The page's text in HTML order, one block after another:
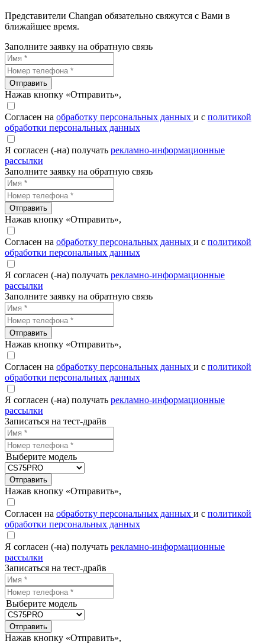
Представители Changan обязательно свяжутся с Вами в
ближайшее время.
Заполните заявку на обратную связь
Отправить
Нажав кнопку «Отправить»,
Согласен на обработку персональных данных и с политикой
обработки персональных данных
Я согласен (-на) получать рекламно-информационные
рассылки
Заполните заявку на обратную связь
Отправить
Нажав кнопку «Отправить»,
Согласен на обработку персональных данных и с политикой
обработки персональных данных
Я согласен (-на) получать рекламно-информационные
рассылки
Заполните заявку на обратную связь
Отправить
Нажав кнопку «Отправить»,
Согласен на обработку персональных данных и с политикой
обработки персональных данных
Я согласен (-на) получать рекламно-информационные
рассылки
Записаться на тест-драйв
Выберите модель
Отправить
Нажав кнопку «Отправить»,
Согласен на обработку персональных данных и с политикой
обработки персональных данных
Я согласен (-на) получать рекламно-информационные
рассылки
Записаться на тест-драйв
Выберите модель
Отправить
Нажав кнопку «Отправить»,